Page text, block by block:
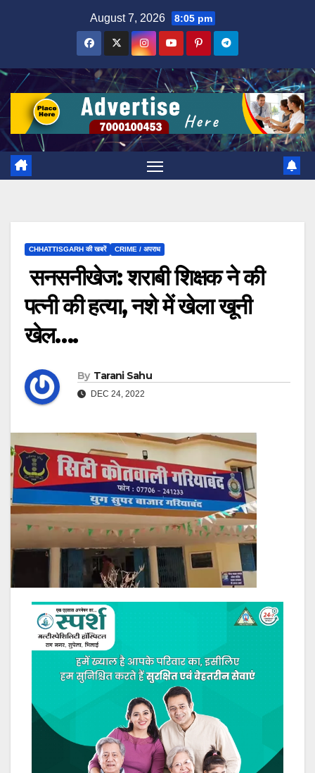
August 7, 2026 8:05 pm
CHHATTISGARH की खबरें CRIME / अपराध
सनसनीखेज: शराबी शिक्षक ने की
पत्नी की हत्या, नशे में खेला खूनी
खेल….
By Tarani Sahu
DEC 24, 2022